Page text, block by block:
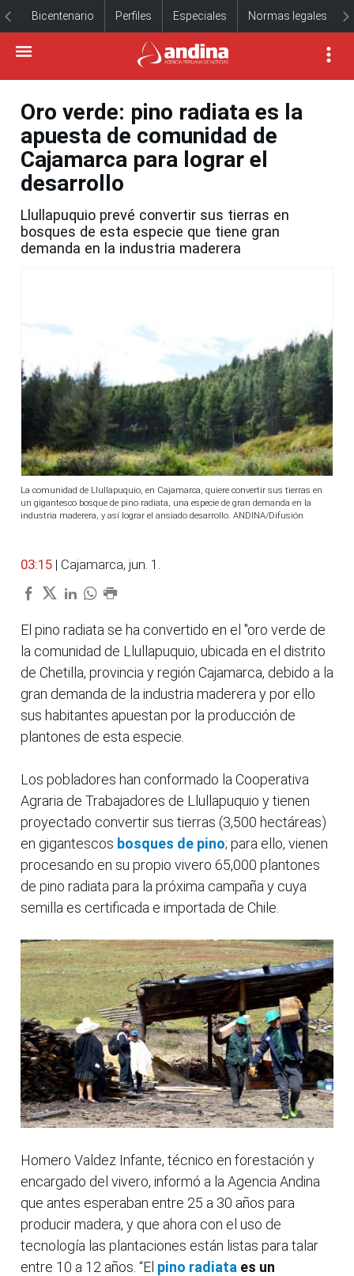
Bicentenario Perfiles Especiales Normas legales
Oro verde: pino radiata es la
apuesta de comunidad de
Cajamarca para lograr el
desarrollo
Llullapuquio prevé convertir sus tierras en
bosques de esta especie que tiene gran
demanda en la industria maderera
La comunidad de Llullapuquio, en Cajamarca, quiere convertir sus tierras en
un gigantesco bosque de pino radiata, una especie de gran demanda en la
industria maderera, y así lograr el ansiado desarrollo. ANDINA/Difusión
03:15 | Cajamarca, jun. 1.
El pino radiata se ha convertido en el "oro verde de
la comunidad de Llullapuquio, ubicada en el distrito
de Chetilla, provincia y región Cajamarca, debido a la
gran demanda de la industria maderera y por ello
sus habitantes apuestan por la producción de
plantones de esta especie.
Los pobladores han conformado la Cooperativa
Agraria de Trabajadores de Llullapuquio y tienen
proyectado convertir sus tierras (3,500 hectáreas)
en gigantescos bosques de pino; para ello, vienen
procesando en su propio vivero 65,000 plantones
de pino radiata para la próxima campaña y cuya
semilla es certificada e importada de Chile.
Homero Valdez Infante, técnico en forestación y
encargado del vivero, informó a la Agencia Andina
que antes esperaban entre 25 a 30 años para
producir madera, y que ahora con el uso de
tecnología las plantaciones están listas para talar
entre 10 a 12 años. “El pino radiata es un